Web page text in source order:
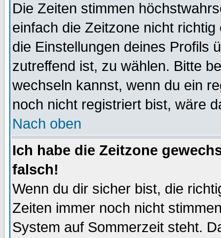
Die Zeiten stimmen
einfach die Zeitzone nicht
die Einstellungen deines Profils
zutreffend ist, zu wählen. Bitte
wechseln kannst, wenn du ein
noch nicht registriert bist, wäre
Nach oben
Ich habe die Zeitzone
falsch!
Wenn du dir sicher bist, die
Zeiten immer noch nicht
System auf Sommerzeit steht.